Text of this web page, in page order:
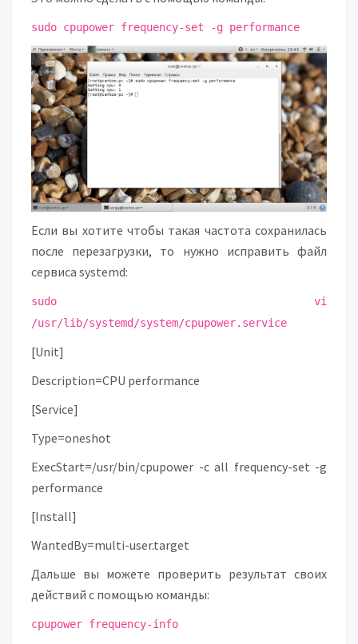
sudo cpupower frequency-set -g performance
Если вы хотите чтобы такая частота сохранилась
после перезагрузки, то нужно исправить файл
сервиса systemd:
sudo vi
/usr/lib/systemd/system/cpupower.service
[Unit]
Description=CPU performance
[Service]
Type=oneshot
ExecStart=/usr/bin/cpupower -c all frequency-set -g
performance
[Install]
WantedBy=multi-user.target
Дальше вы можете проверить результат своих
действий с помощью команды:
cpupower frequency-info